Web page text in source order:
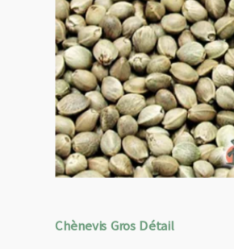
Chènevis Gros Détail